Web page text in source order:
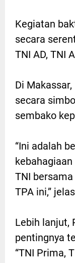
Kegiatan
secara
TNI AD, TNI
Di
secara
sembako
“Ini adalah
TNI
TPA ini,”
Lebih lanjut,
pentingnya
“TNI Prima,